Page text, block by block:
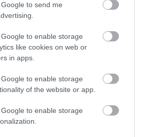
to send me
to enable storage
like cookies on web or
in apps.
to enable storage
of the website or app.
to enable storage
hiba, ami miatt könnyen
az átszállást…
JÚLIUS 25. ● UTAZÁS
265 százalékkal nőtt a
ennek a…